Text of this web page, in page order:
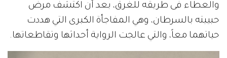
والعطاء فى طريقه للغرق، بعد أن اكتشف مرض
حبيبته بالسرطان، وهي المفاجأة الكبرى التي هددت
حياتهما معاً، والتي عالجت الرواية أحداثها وتقاطعاتها.